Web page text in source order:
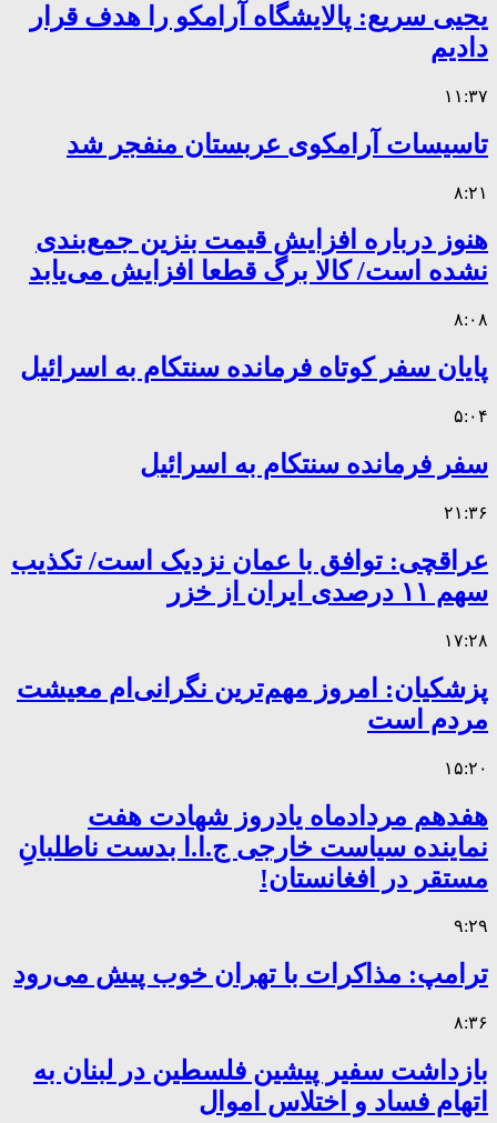
یحیی سریع: پالایشگاه آرامکو را هدف قرار
دادیم
۱۱:۳۷
تاسیسات آرامکوی عربستان منفجر شد
۸:۲۱
هنوز درباره افزایش قیمت بنزین جمع‌بندی
نشده است/ کالا برگ قطعا افزایش می‌یابد
۸:۰۸
پایان سفر کوتاه فرمانده سنتکام به اسرائیل
۵:۰۴
سفر فرمانده سنتکام به اسرائیل
۲۱:۳۶
عراقچی: توافق با عمان نزدیک است/ تکذیب
سهم ۱۱ درصدی ایران از خزر
۱۷:۲۸
پزشکیان: امروز مهم‌ترین نگرانی‌ام معیشت
مردم است
۱۵:۲۰
هفدهم مردادماه یادروز شهادت هفت
نماینده سیاست خارجی ج.ا.ا بدست ناطلبانِ
مستقر در افغانستان!
۹:۲۹
ترامپ: مذاکرات با تهران خوب پیش می‌رود
۸:۳۶
بازداشت سفیر پیشین فلسطین در لبنان به
اتهام فساد و اختلاس اموال